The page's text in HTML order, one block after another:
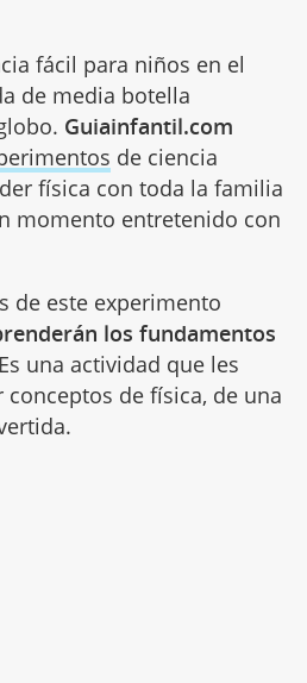
fácil para niños en el
de media botella
Guiainfantil.com
de ciencia
física con toda la familia
momento entretenido con
de este experimento
los fundamentos
una actividad que les
conceptos de física, de una